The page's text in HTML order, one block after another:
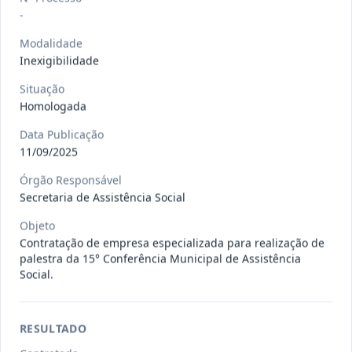
027/2026
Pregão
Eletrônico
Situação:
Em Andamento
Data:13/07/2026
025/2026
Pregão
Eletrônico
CONTRATAÇÃO DE EMPRESA PARA
LOCAÇÃO...
-
Modalidade
Inexigibilidade
Situação
Homologada
Data Publicação
11/09/2025
Órgão Responsável
Secretaria de Assistência Social
Objeto
Contratação de empresa especializada para realização de
palestra da 15° Conferência Municipal de Assistência
Social.
RESULTADO